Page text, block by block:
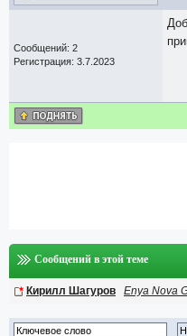
Сообщений: 2
Регистрация: 3.7.2023
Сообщений в этой теме
Кирилл Шагуров Enya Nova